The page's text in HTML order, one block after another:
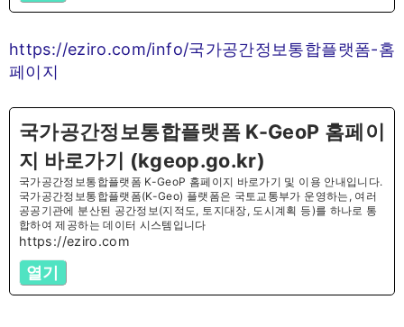
https://eziro.com/info/국가공간정보통합플랫폼-홈
페이지
국가공간정보통합플랫폼 K-GeoP 홈페이
지 바로가기 (kgeop.go.kr)
국가공간정보통합플랫폼 K-GeoP 홈페이지 바로가기 및 이용 안내입니다.
국가공간정보통합플랫폼(K-Geo) 플랫폼은 국토교통부가 운영하는, 여러
공공기관에 분산된 공간정보(지적도, 토지대장, 도시계획 등)를 하나로 통
합하여 제공하는 데이터 시스템입니다
https://eziro.com
열기